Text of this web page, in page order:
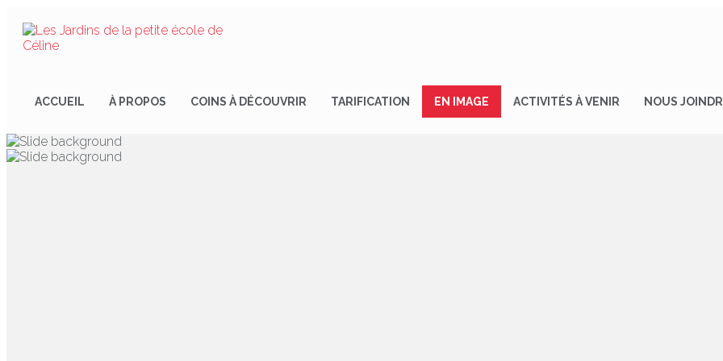
ACCUEIL À PROPOS COINS À DÉCOUVRIR TARIFICATION EN IMAGE ACTIVITÉS À VENIR NOUS